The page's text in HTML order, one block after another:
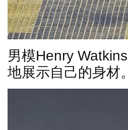
男模Henry Watkins
地展示自己的身材。